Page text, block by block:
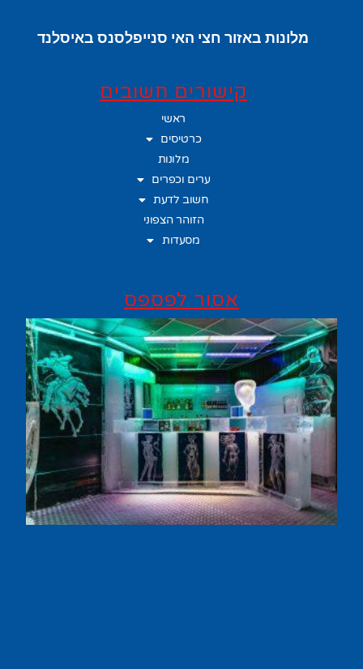
מלונות באזור חצי האי סנייפלסנס באיסלנד
קישורים חשובים
ראשי
כרטיסים
מלונות
ערים וכפרים
חשוב לדעת
הזוהר הצפוני
מסעדות
אסור לפספס